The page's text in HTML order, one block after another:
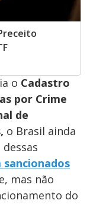
o Cadastro
por Crime
de
o Brasil ainda
mas não
do